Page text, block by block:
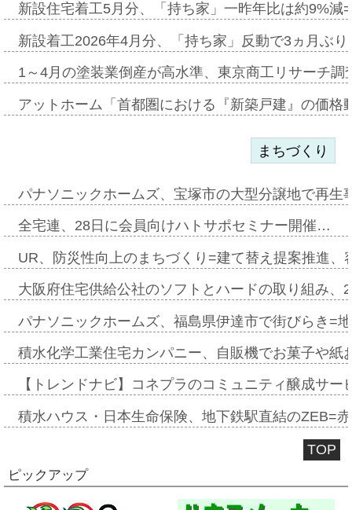
新設住宅着工5月分、「持ち家」一昨年比は約9%
新設着工2026年4月分、「持ち家」反動で3ヵ月ぶ
1～4月の塗装業倒産が高水準、東京商工リサーチ
アットホーム「首都圏における『新築戸建』の価
まちづくり
パナソニックホームズ、宝塚市の大型分譲地で再
全宅連、28日に会員向けハトサポセミナー開催…
UR、防災性向上のまちづくり=建て替え提案推進
大阪府住宅供給公社のソフトとハードの取り組み
パナソニックホームズ、福島県伊達市で街びらき=
積水化学工業住宅カンパニー、自販機でお菓子や
【トレンドナビ】コネプラのコミュニティ醸成サ
積水ハウス・日本生命保険、地下鉄駅直結のZEB=
TOP
ピックアップ